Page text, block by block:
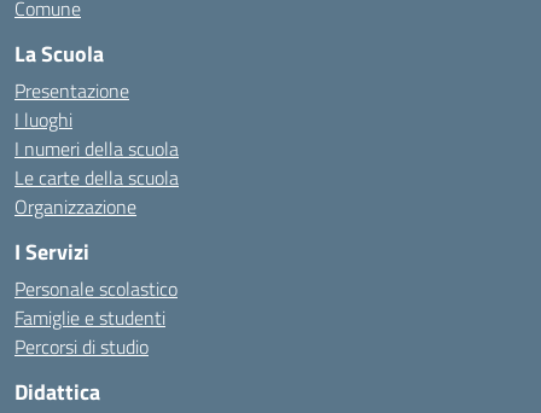
Comune
La Scuola
Presentazione
I luoghi
I numeri della scuola
Le carte della scuola
Organizzazione
I Servizi
Personale scolastico
Famiglie e studenti
Percorsi di studio
Didattica